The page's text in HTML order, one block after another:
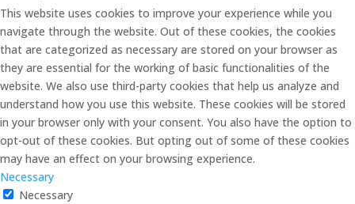
This website uses cookies to improve your experience while you
navigate through the website. Out of these cookies, the cookies
that are categorized as necessary are stored on your browser as
they are essential for the working of basic functionalities of the
website. We also use third-party cookies that help us analyze and
understand how you use this website. These cookies will be stored
in your browser only with your consent. You also have the option to
opt-out of these cookies. But opting out of some of these cookies
may have an effect on your browsing experience.
Necessary
Necessary